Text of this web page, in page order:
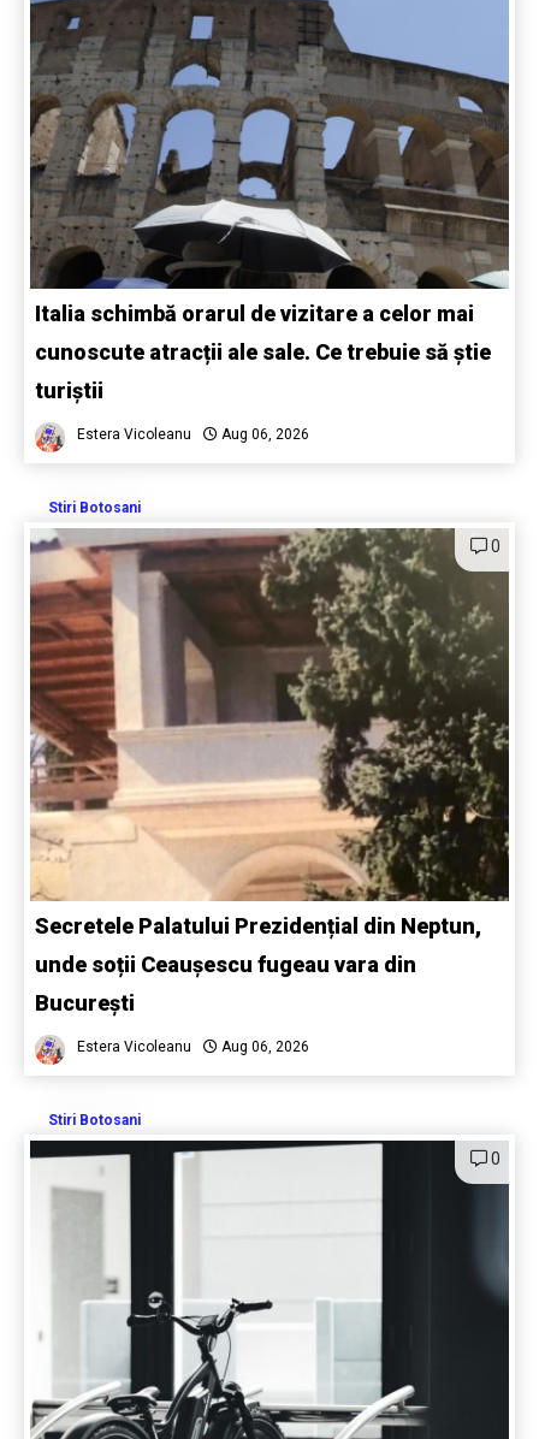
Italia schimbă orarul de vizitare a celor mai
cunoscute atracții ale sale. Ce trebuie să știe
turiștii
Estera Vicoleanu Aug 06, 2026
Stiri Botosani
0
Secretele Palatului Prezidențial din Neptun,
unde soții Ceaușescu fugeau vara din
București
Estera Vicoleanu Aug 06, 2026
Stiri Botosani
0